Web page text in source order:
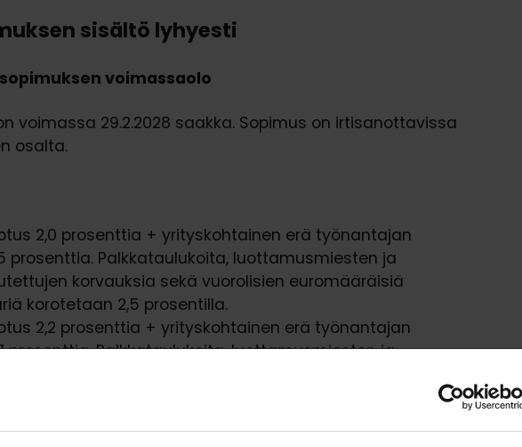
sisältö lyhyesti
voimassaolo
voimassa 29.2.2028 saakka. Sopimus on irtisanottavissa
osalta.
2,0 prosenttia + yrityskohtainen erä työnantajan
prosenttia. Palkkataulukoita, luottamusmiesten ja
korvauksia sekä vuorolisien euromääräisiä
korotetaan 2,5 prosentilla.
2,2 prosenttia + yrityskohtainen erä työnantajan
prosenttia. Palkkataulukoita, luottamusmiesten ja